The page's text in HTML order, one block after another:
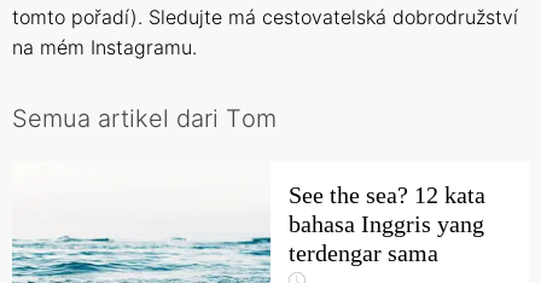
tomto pořadí). Sledujte má cestovatelská dobrodružství
na mém Instagramu.
Semua artikel dari Тom
See the sea? 12 kata
bahasa Inggris yang
terdengar sama